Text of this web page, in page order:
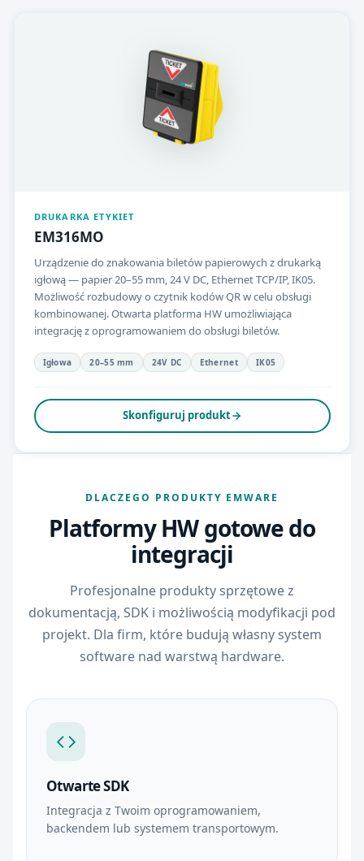
DRUKARKA ETYKIET
EM316MO
Urządzenie do znakowania biletów papierowych z drukarką
igłową — papier 20–55 mm, 24 V DC, Ethernet TCP/IP, IK05.
Możliwość rozbudowy o czytnik kodów QR w celu obsługi
kombinowanej. Otwarta platforma HW umożliwiająca
integrację z oprogramowaniem do obsługi biletów.
Igłowa 20–55 mm 24V DC Ethernet IK05
Skonfiguruj produkt
DLACZEGO PRODUKTY EMWARE
Platformy HW gotowe do
integracji
Profesjonalne produkty sprzętowe z
dokumentacją, SDK i możliwością modyfikacji pod
projekt. Dla firm, które budują własny system
software nad warstwą hardware.
Otwarte SDK
Integracja z Twoim oprogramowaniem,
backendem lub systemem transportowym.